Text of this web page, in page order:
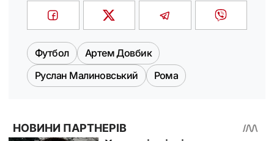
Футбол
Артем Довбик
Руслан Малиновський
Рома